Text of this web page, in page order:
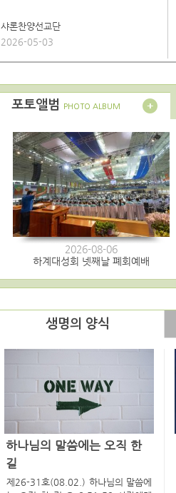
샤론찬양선교단
2026-05-03
포토앨범 PHOTO ALBUM
2026-08-06
하계대성회 넷째날 폐회예배
생명의 양식
하나님의 말씀에는 오직 한
길
제26-31호(08.02.) 하나님의 말씀에